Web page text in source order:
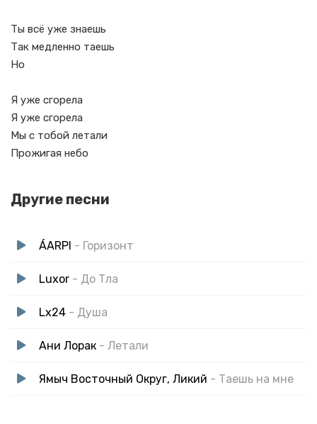
Ты всё уже знаешь
Так медленно таешь
Но
Я уже сгорела
Я уже сгорела
Мы с тобой летали
Прожигая небо
Другие песни
ÁARPI - Горизонт
Luxor - До Тла
Lx24 - Душа
Ани Лорак - Летали
Ямыч Восточный Округ, Ликий - Таешь на мне